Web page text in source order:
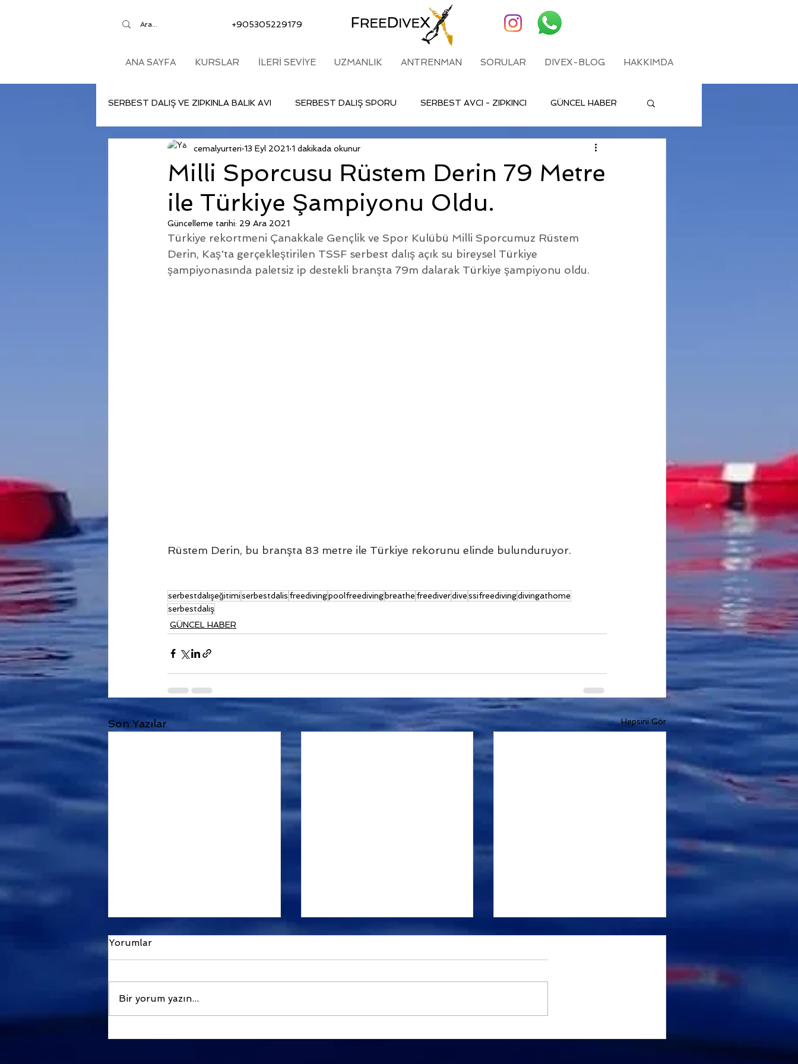
+905305229179
ANA SAYFA KURSLAR İLERİ SEVİYE UZMANLIK ANTRENMAN SORULAR DIVEX-BLOG HAKKIMDA
SERBEST DALIŞ VE ZIPKINLA BALIK AVI SERBEST DALIŞ SPORU SERBEST AVCI - ZIPKINCI GÜNCEL HABER
Milli Sporcusu Rüstem Derin 79 Metre
ile Türkiye Şampiyonu Oldu.
cemalyurteri 13 Eyl 2021 1 dakikada okunur
Güncelleme tarihi: 29 Ara 2021
Türkiye rekortmeni Çanakkale Gençlik ve Spor Kulübü Milli Sporcumuz Rüstem
Derin, Kaş'ta gerçekleştirilen TSSF serbest dalış açık su bireysel Türkiye
şampiyonasında paletsiz ip destekli branşta 79m dalarak Türkiye şampiyonu oldu.
Rüstem Derin, bu branşta 83 metre ile Türkiye rekorunu elinde bulunduruyor.
serbestdalışeğitimiserbestdalis freedivingpoolfreediving breathe freediverdivessifreedivingdivingathome
serbestdalış
GÜNCEL HABER
Son Yazılar Hepsini Gör
Yorumlar
Bir yorum yazın...